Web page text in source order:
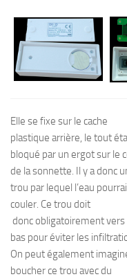
Elle se fixe sur le cache
plastique arrière, le tout
bloqué par un ergot sur le
de la sonnette. Il y a donc
trou par lequel l’eau
couler. Ce trou doit
donc obligatoirement vers
bas pour éviter les
On peut également
boucher ce trou avec du